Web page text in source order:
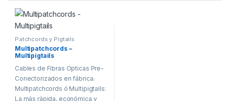
Patchcords y Pigtails
Multipatchcords –
Multipigtails
Cables de Fibras Opticas Pre-
Conectorizados en fábrica.
Multipatchcords ó Multipigtails:
La más rápida, económica y